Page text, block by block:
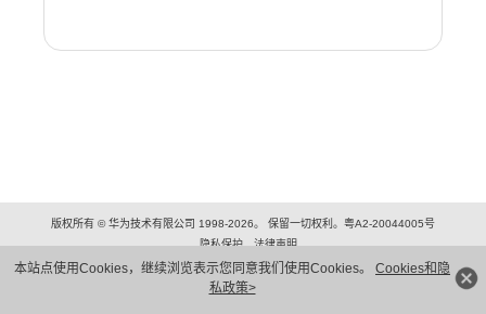
本站点使用Cookies，继续浏览表示您同意我们使用Cookies。 Cookies和隐
私政策>
版权所有 © 华为技术有限公司 1998-2026。 保留一切权利。粤A2-20044005号
隐私保护
法律声明